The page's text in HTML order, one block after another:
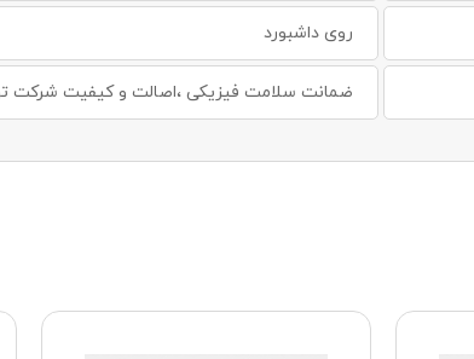
روی داشبورد
ضمانت سلامت فیزیکی ،اصالت و کیفیت شرکت